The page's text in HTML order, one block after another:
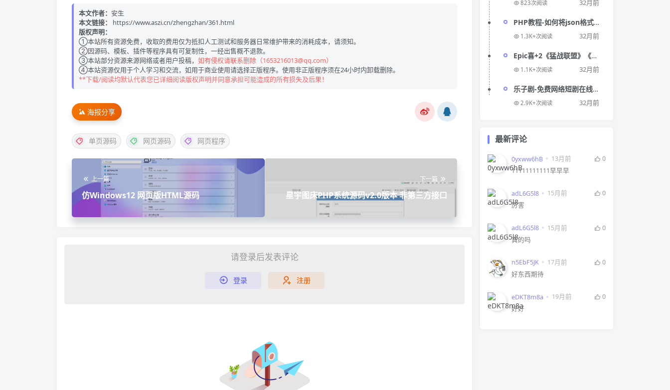
本文作者： 安生
本文链接：
https://www.aszi.cn/zhengzhan/361.html
版权声明：
①本站所有资源免费，收取的费用仅为抵扣人工测试和服务器日常维护带来的消耗成本，请须知。
②因源码、模板、插件等程序具有可复制性，一经出售概不退款。
③本站部分资源来源网络或者用户投稿， 如有侵权请联系删除（1653216013@qq.com）
④本站资源仅用于个人学习和交流，如用于商业使用请选择正版程序。使用非正版程序须在24小时内卸载删除。
**下载/阅读均默认代表您已详细阅读版权声明并同意承担可能造成的所有损失及后果！
海报分享
单页源码 网页源码 网页程序
上一篇
仿Windows12 网页版HTML源码
下一篇
星宇图床PHP系统源码v2.0版本 非第三方接口
请登录后发表评论
登录 注册
823次阅读 32月前
PHP教程-如何将json格式数
据转换成数组
1.3K+次阅读 32月前
Epic喜+2《猛战联盟》《柔
术小队》
1.1K+次阅读 32月前
乐子剧-免费网络短剧在线播
放平台
2.9K+次阅读 32月前
最新评论
0yxww6hB 13月前
0
11111111111早早早
adL6G5l8 15月前
0
厉害
adL6G5l8 15月前
0
真的吗
n5EbF5JK 17月前
0
好东西期待
eDKT8m8a 19月前
0
好好